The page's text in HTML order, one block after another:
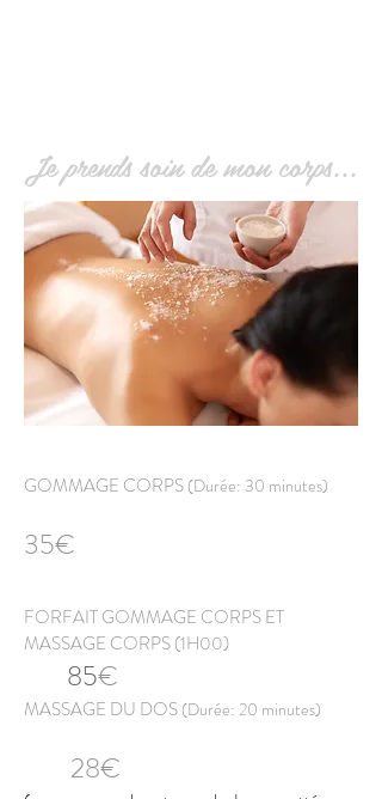
Je prends soin de mon corps...
GOMMAGE CORPS (Durée: 30 minutes)
35€
FORFAIT GOMMAGE CORPS ET
MASSAGE CORPS (1H00)
85€
MASSAGE DU DOS (Durée: 20 minutes)
28€